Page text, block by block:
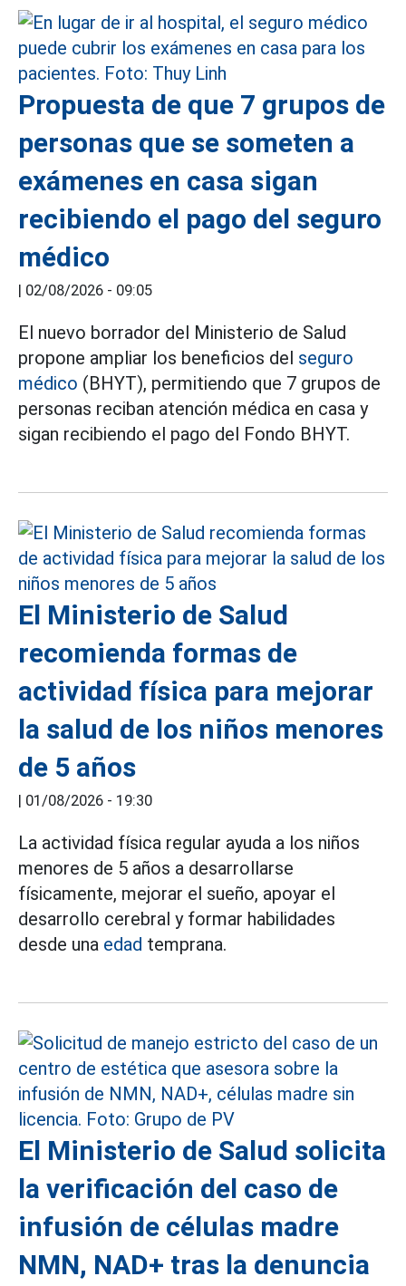
Propuesta de que 7 grupos de
personas que se someten a
exámenes en casa sigan
recibiendo el pago del seguro
médico
| 02/08/2026 - 09:05
El nuevo borrador del Ministerio de Salud
propone ampliar los beneficios del seguro
médico (BHYT), permitiendo que 7 grupos de
personas reciban atención médica en casa y
sigan recibiendo el pago del Fondo BHYT.
El Ministerio de Salud
recomienda formas de
actividad física para mejorar
la salud de los niños menores
de 5 años
| 01/08/2026 - 19:30
La actividad física regular ayuda a los niños
menores de 5 años a desarrollarse
físicamente, mejorar el sueño, apoyar el
desarrollo cerebral y formar habilidades
desde una edad temprana.
El Ministerio de Salud solicita
la verificación del caso de
infusión de células madre
NMN, NAD+ tras la denuncia